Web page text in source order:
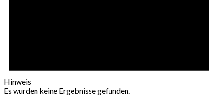
Hinweis
Es wurden keine Ergebnisse gefunden.